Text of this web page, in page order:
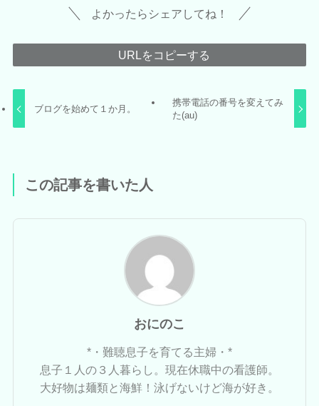
よかったらシェアしてね！
URLをコピーする
ブログを始めて１か月。
携帯電話の番号を変えてみ
た(au)
この記事を書いた人
おにのこ
*・難聴息子を育てる主婦・*
息子１人の３人暮らし。現在休職中の看護師。
大好物は麺類と海鮮！泳げないけど海が好き。